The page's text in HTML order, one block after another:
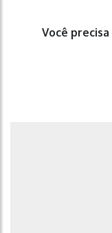
Você